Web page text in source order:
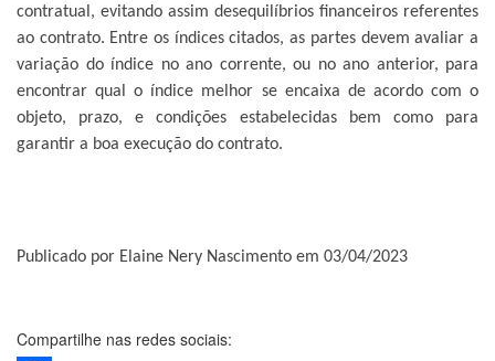
contratual, evitando assim desequilíbrios financeiros referentes
ao contrato. Entre os índices citados, as partes devem avaliar a
variação do índice no ano corrente, ou no ano anterior, para
encontrar qual o índice melhor se encaixa de acordo com o
objeto, prazo, e condições estabelecidas bem como para
garantir a boa execução do contrato.
Publicado por Elaine Nery Nascimento em 03/04/2023
Compartilhe nas redes sociais: